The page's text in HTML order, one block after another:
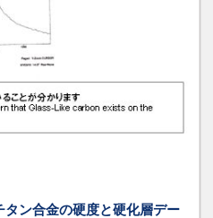
ン合金の硬度と硬化層デー